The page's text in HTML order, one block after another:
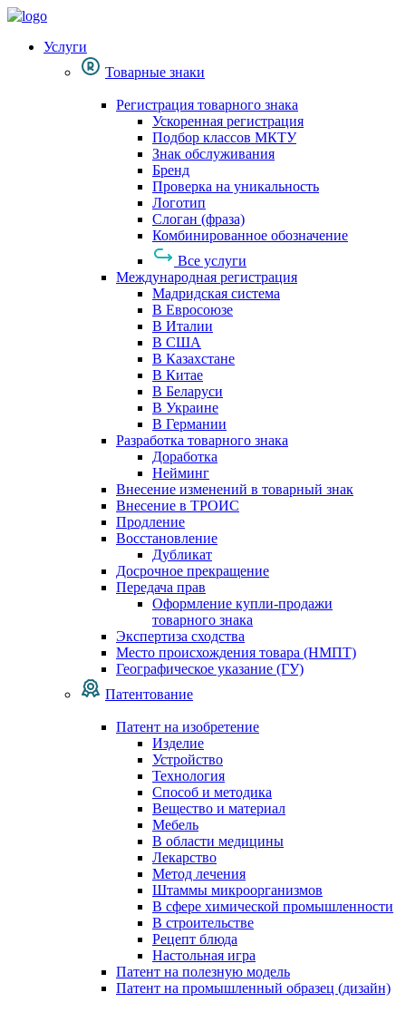
Услуги
Товарные знаки
Регистрация товарного знака
Ускоренная регистрация
Подбор классов МКТУ
Знак обслуживания
Бренд
Проверка на уникальность
Логотип
Слоган (фраза)
Комбинированное обозначение
Все услуги
Международная регистрация
Мадридская система
В Евросоюзе
В Италии
В США
В Казахстане
В Китае
В Беларуси
В Украине
В Германии
Разработка товарного знака
Доработка
Нейминг
Внесение изменений в товарный знак
Внесение в ТРОИС
Продление
Восстановление
Дубликат
Досрочное прекращение
Передача прав
Оформление купли-продажи
товарного знака
Экспертиза сходства
Место происхождения товара (НМПТ)
Географическое указание (ГУ)
Патентование
Патент на изобретение
Изделие
Устройство
Технология
Способ и методика
Вещество и материал
Мебель
В области медицины
Лекарство
Метод лечения
Штаммы микроорганизмов
В сфере химической промышленности
В строительстве
Рецепт блюда
Настольная игра
Патент на полезную модель
Патент на промышленный образец (дизайн)